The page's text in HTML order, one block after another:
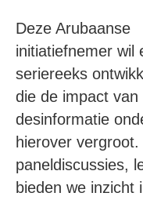
Deze Arubaanse
initiatiefnemer wil
seriereeks
die de impact van
desinformatie
hierover
paneldiscussies,
bieden we inzicht